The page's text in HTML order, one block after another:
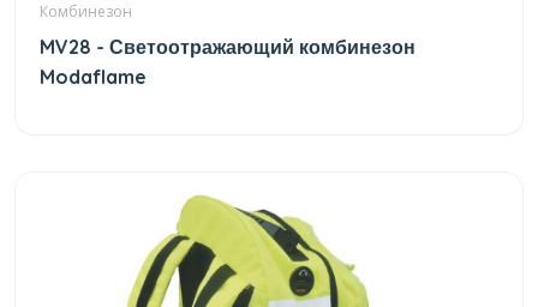
Комбинезон
MV28 - Светоотражающий комбинезон
Modaflame